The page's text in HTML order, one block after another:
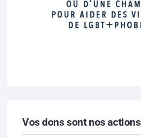
Vos dons sont nos actions